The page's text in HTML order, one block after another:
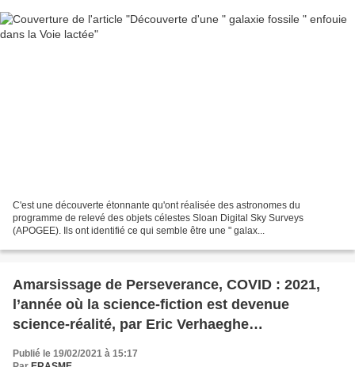
C'est une découverte étonnante qu'ont réalisée des astronomes du
programme de relevé des objets célestes Sloan Digital Sky Surveys
(APOGEE). Ils ont identifié ce qui semble être une " galax...
Amarsissage de Perseverance, COVID : 2021,
l’année où la science-fiction est devenue
science-réalité, par Eric Verhaeghe
Publié le 19/02/2021 à 15:17